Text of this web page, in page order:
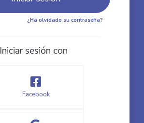
¿Ha olvidado su contraseña?
Iniciar sesión con
Facebook